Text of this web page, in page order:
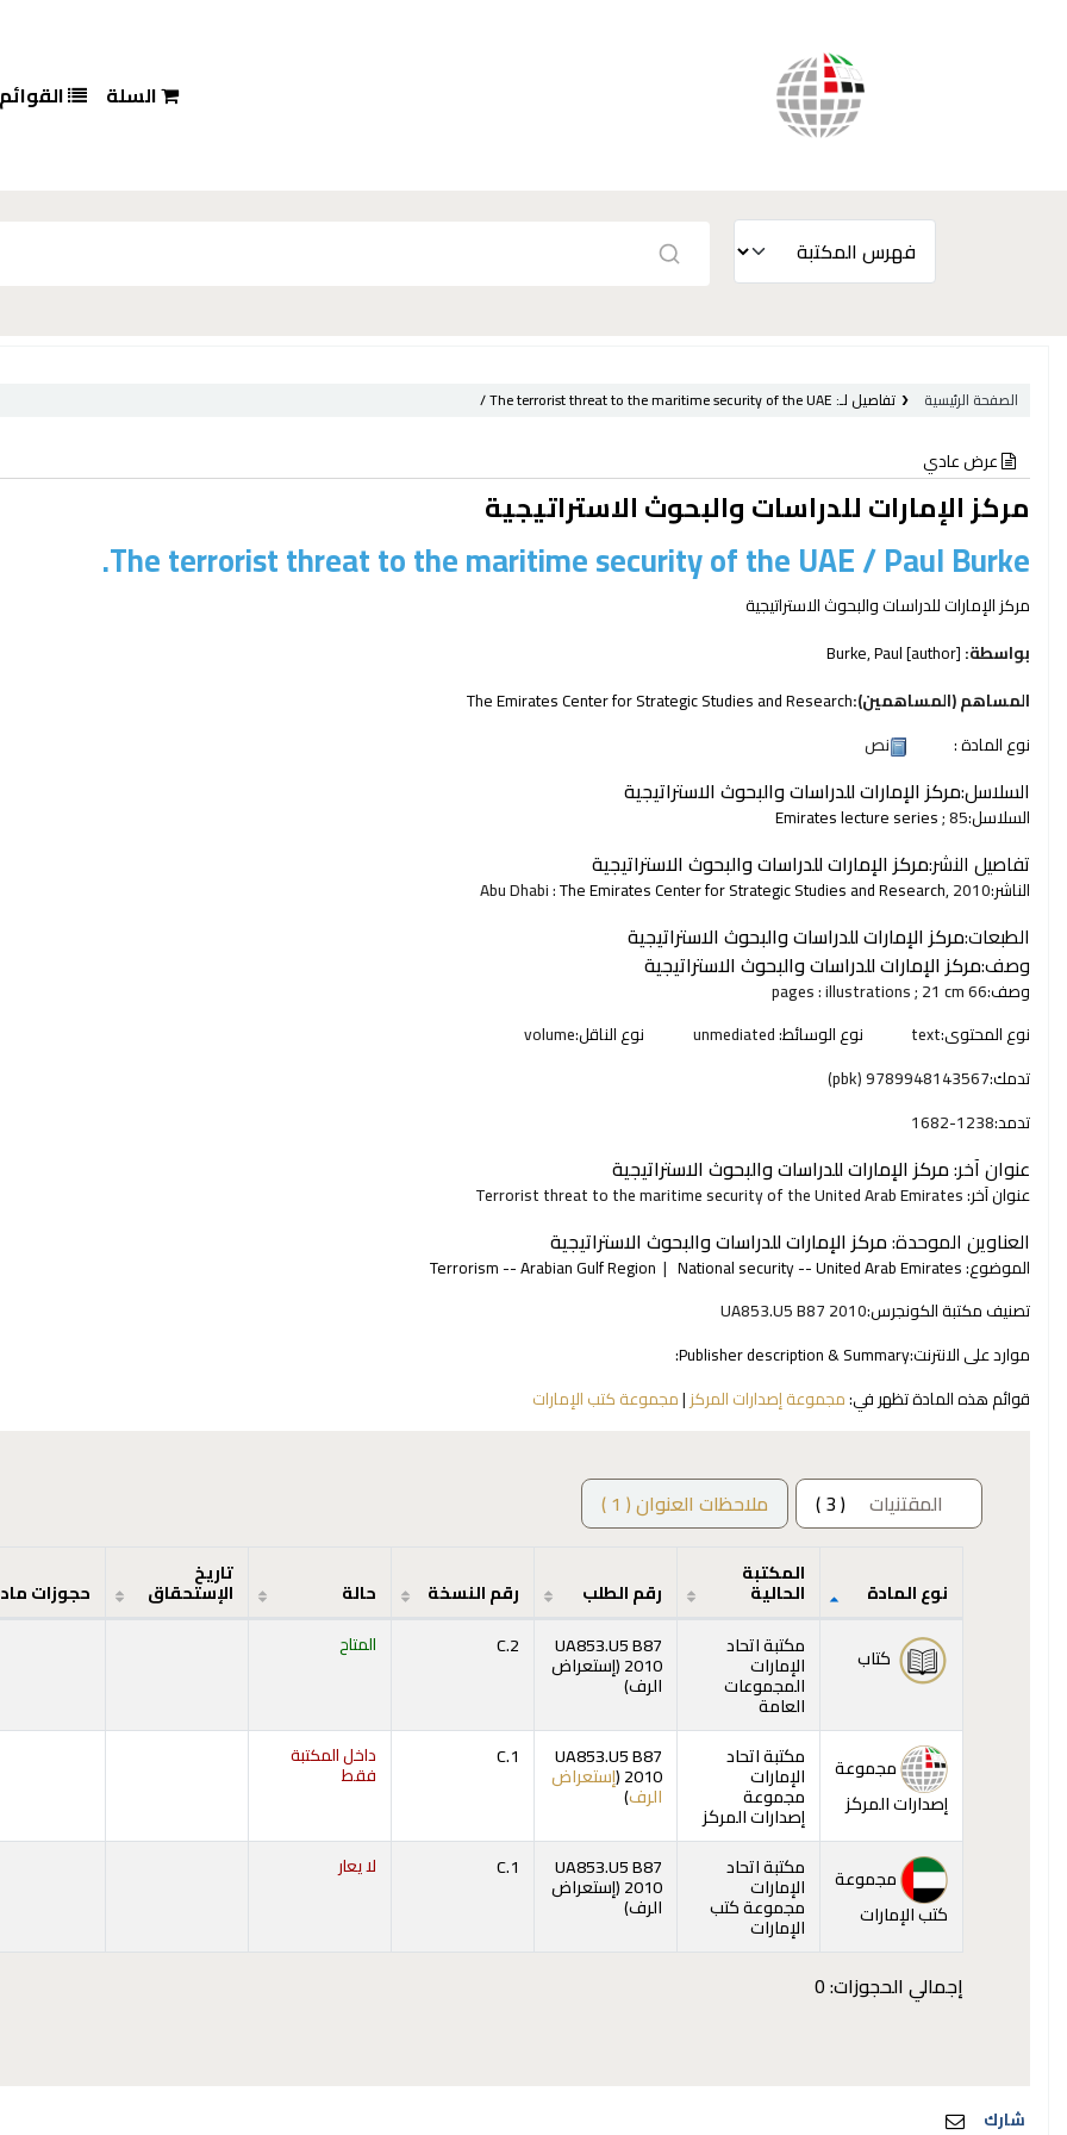
السلة
الصفحة الرئيسية تفاصيل لـ: The terrorist threat to the maritime security of the UAE /
عرض عادي
مركز الإمارات للدراسات والبحوث الاستراتيجية
The terrorist threat to the maritime security of the UAE /Paul Burke.
مركز الإمارات للدراسات والبحوث الاستراتيجية
بواسطة:
Burke, Paul[author]
المساهم (المساهمين):The Emirates Center for Strategic Studies and Research
نوع المادة :
نص
السلاسل:مركز الإمارات للدراسات والبحوث الاستراتيجية
السلاسل: Emirates lecture series; 85
تفاصيل النشر:مركز الإمارات للدراسات والبحوث الاستراتيجية
الناشر: Abu Dhabi :The Emirates Center for Strategic Studies and Research,2010
الطبعات:مركز الإمارات للدراسات والبحوث الاستراتيجية
وصف:مركز الإمارات للدراسات والبحوث الاستراتيجية
وصف:66 pages : illustrations ; 21 cm
نوع المحتوى:text نوع الوسائط:unmediated نوع الناقل:volume
تدمك:9789948143567 (pbk)
تدمد:1682-1238
عنوان آخر:مركز الإمارات للدراسات والبحوث الاستراتيجية
عنوان آخر:Terrorist threat to the maritime security of the United Arab Emirates
العناوين الموحدة:مركز الإمارات للدراسات والبحوث الاستراتيجية
الموضوع:National security -- United Arab Emirates
Terrorism -- Arabian Gulf Region
تصنيف مكتبة الكونجرس:UA853.U5 B87 2010
موارد على الانترنت:Publisher description & Summary:
قوائم هذه المادة تظهر في:مجموعة إصدارات المركز|مجموعة كتب الإمارات
المقتنيات ( 3 ) ملاحظات العنوان ( 1 )
المقتنيات
نوع المادة
المكتبة
الحالية رقم الطلب رقم النسخة حالة
تاريخ
الإستحقاق حجوزات
كتاب مكتبة اتحاد
الإمارات
المجموعات
العامة
UA853.U5 B87
2010 ( إستعراض
الرف(يفتح أدناه)
)
C.2 المتاح
مجموعة
إصدارات المركز
مكتبة اتحاد
الإمارات
مجموعة
إصدارات المركز
UA853.U5 B87
2010 ( إستعراض
الرف(يفتح أدناه)
)
C.1 داخل المكتبة
فقط
مجموعة
كتب الإمارات
مكتبة اتحاد
الإمارات
مجموعة كتب
الإمارات
UA853.U5 B87
2010 ( إستعراض
الرف(يفتح أدناه)
)
C.1 لا يعار
إجمالي الحجوزات: 0
شارك